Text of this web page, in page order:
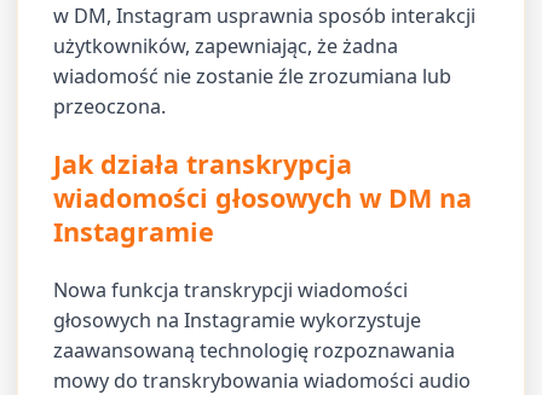
w DM, Instagram usprawnia sposób interakcji
użytkowników, zapewniając, że żadna
wiadomość nie zostanie źle zrozumiana lub
przeoczona.
Jak działa transkrypcja
wiadomości głosowych w DM na
Instagramie
Nowa funkcja transkrypcji wiadomości
głosowych na Instagramie wykorzystuje
zaawansowaną technologię rozpoznawania
mowy do transkrybowania wiadomości audio